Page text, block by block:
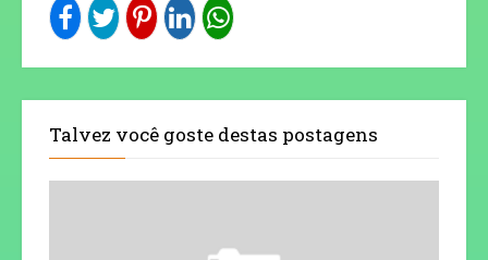
Talvez você goste destas postagens